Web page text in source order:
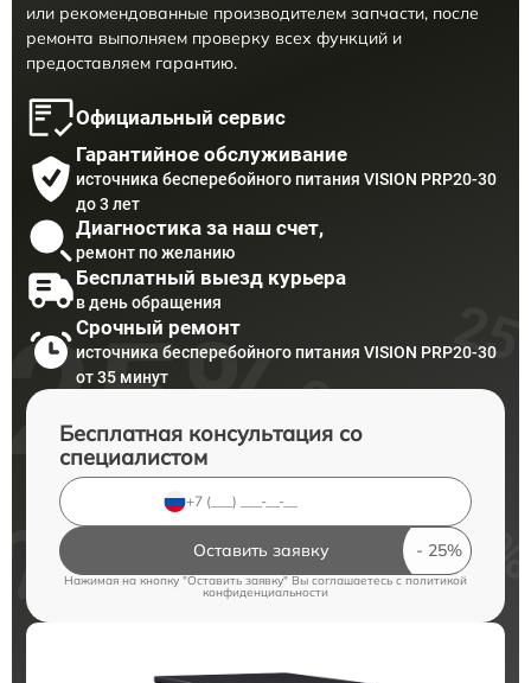
или рекомендованные производителем запчасти, после
ремонта выполняем проверку всех функций и
предоставляем гарантию.
Официальный сервис
Гарантийное обслуживание
источника бесперебойного питания VISION PRP20-30
до 3 лет
Диагностика за наш счет,
ремонт по желанию
Бесплатный выезд курьера
в день обращения
Срочный ремонт
источника бесперебойного питания VISION PRP20-30
от 35 минут
Бесплатная консультация со
специалистом
Оставить заявку
Нажимая на кнопку "Оставить заявку" Вы соглашаетесь cполитикой
конфиденциальности